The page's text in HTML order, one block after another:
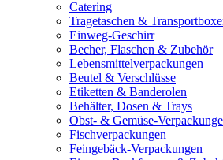
Catering
Tragetaschen &
Einweg-Geschirr
Becher, Flaschen & Zubehör
Lebensmittelverpackungen
Beutel & Verschlüsse
Etiketten & Banderolen
Behälter, Dosen & Trays
Obst- & Gemüse-
Fischverpackungen
Feingebäck-Verpackungen